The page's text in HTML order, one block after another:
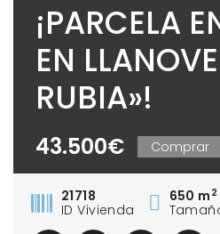
¡PARCELA
EN
RUBIA»!
43.500€ Comprar
21718
ID Vivienda
650 m 2